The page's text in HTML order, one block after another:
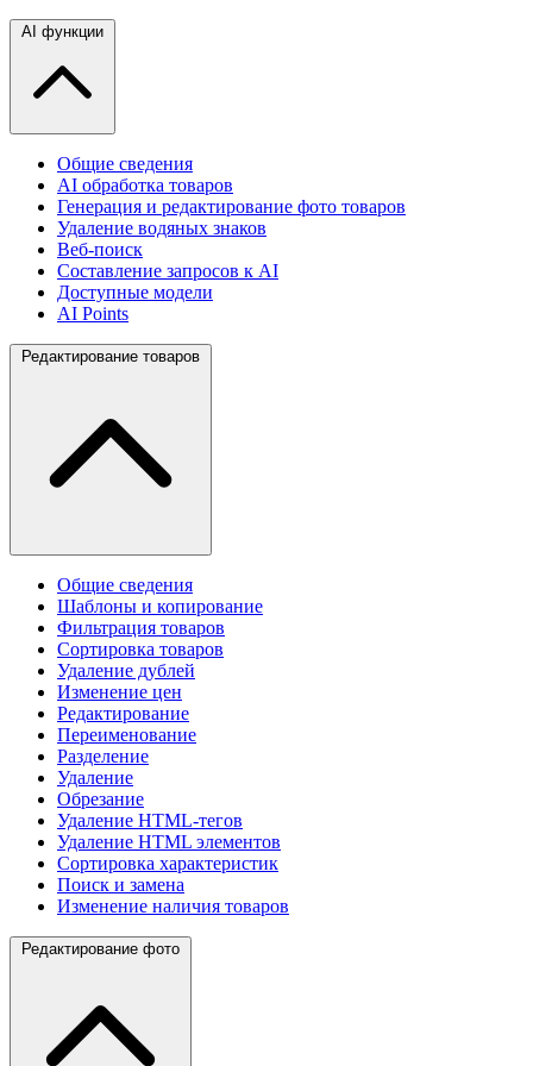
AI функции
Общие сведения
AI обработка товаров
Генерация и редактирование фото товаров
Удаление водяных знаков
Веб-поиск
Составление запросов к AI
Доступные модели
AI Points
Редактирование товаров
Общие сведения
Шаблоны и копирование
Фильтрация товаров
Сортировка товаров
Удаление дублей
Изменение цен
Редактирование
Переименование
Разделение
Удаление
Обрезание
Удаление HTML-тегов
Удаление HTML элементов
Сортировка характеристик
Поиск и замена
Изменение наличия товаров
Редактирование фото